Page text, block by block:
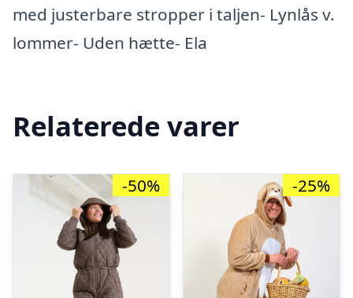
med justerbare stropper i taljen- Lynlås v.
lommer- Uden hætte- Ela
Relaterede varer
-50% -25%